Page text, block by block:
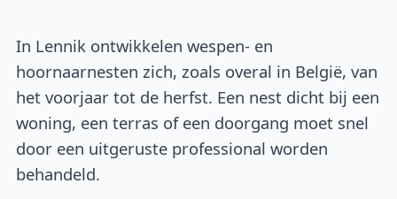
In Lennik ontwikkelen wespen- en
hoornaarnesten zich, zoals overal in België, van
het voorjaar tot de herfst. Een nest dicht bij een
woning, een terras of een doorgang moet snel
door een uitgeruste professional worden
behandeld.